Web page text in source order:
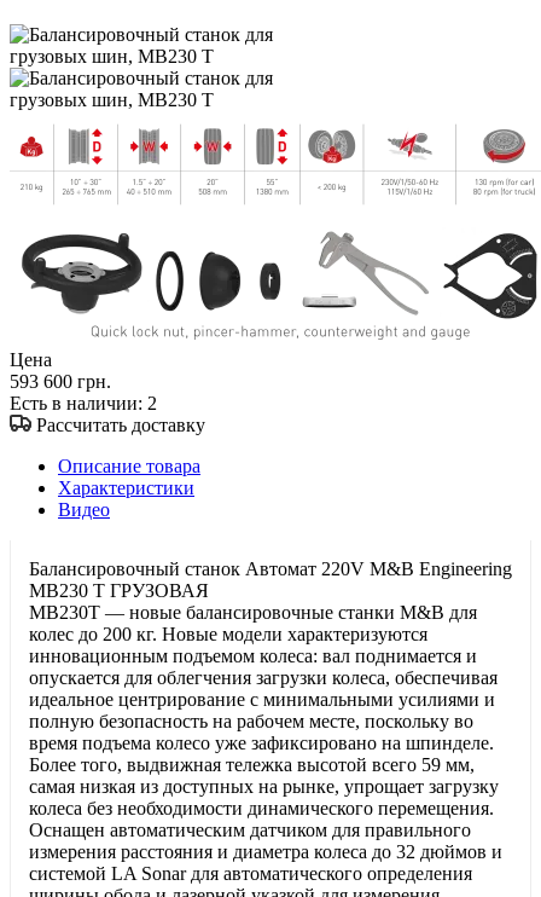
Цена
593 600 грн.
Есть в наличии: 2
Рассчитать доставку
Описание товара
Характеристики
Видео
Балансировочный станок Автомат 220V M&B Engineering
MB230 Т ГРУЗОВАЯ
MB230T — новые балансировочные станки M&B для
колес до 200 кг. Новые модели характеризуются
инновационным подъемом колеса: вал поднимается и
опускается для облегчения загрузки колеса, обеспечивая
идеальное центрирование с минимальными усилиями и
полную безопасность на рабочем месте, поскольку во
время подъема колесо уже зафиксировано на шпинделе.
Более того, выдвижная тележка высотой всего 59 мм,
самая низкая из доступных на рынке, упрощает загрузку
колеса без необходимости динамического перемещения.
Оснащен автоматическим датчиком для правильного
измерения расстояния и диаметра колеса до 32 дюймов и
системой LA Sonar для автоматического определения